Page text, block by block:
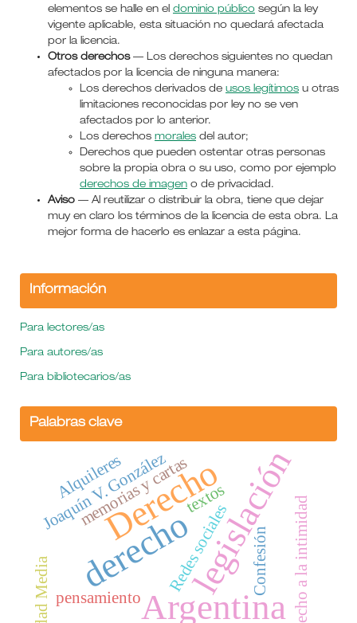
elementos se halle en el dominio públicosegún la ley
vigente aplicable, esta situación no quedará afectada
por la licencia.
Otros derechos— Los derechos siguientes no quedan
afectados por la licencia de ninguna manera:
Los derechos derivados de usos legítimosu otras
limitaciones reconocidas por ley no se ven
afectados por lo anterior.
Los derechos moralesdel autor;
Derechos que pueden ostentar otras personas
sobre la propia obra o su uso, como por ejemplo
derechos de imageno de privacidad.
Aviso— Al reutilizar o distribuir la obra, tiene que dejar
muy en claro los términos de la licencia de esta obra. La
mejor forma de hacerlo es enlazar a esta página.
Información
Para lectores/as
Para autores/as
Para bibliotecarios/as
Palabras clave
legislación
Argentina
derecho
Derecho
memorias y cartas
pensamiento
Redes sociales derecho a la intimidad
Joaquín V. González
Alquileres
Confesión
Edad Media
textos